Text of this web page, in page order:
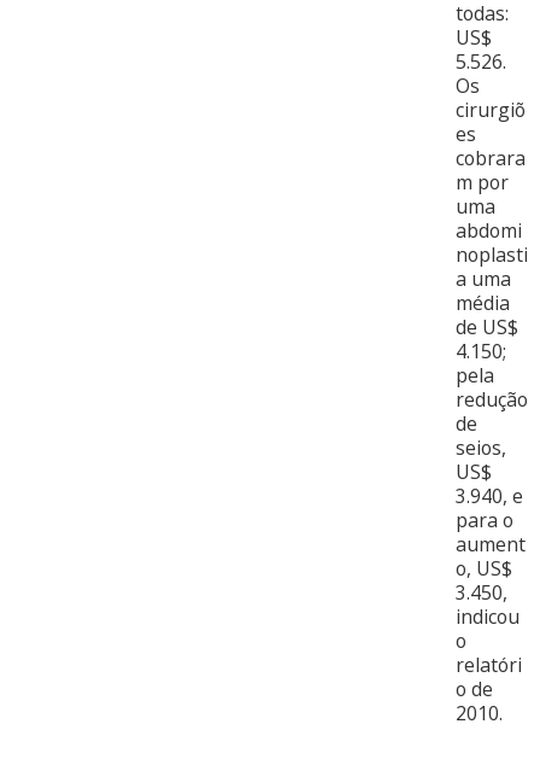
todas:
US$
5.526.
Os
cirurgiõ
es
cobrara
m por
uma
abdomi
noplasti
a uma
média
de US$
4.150;
pela
redução
de
seios,
US$
3.940, e
para o
aument
o, US$
3.450,
indicou
o
relatóri
o de
2010.